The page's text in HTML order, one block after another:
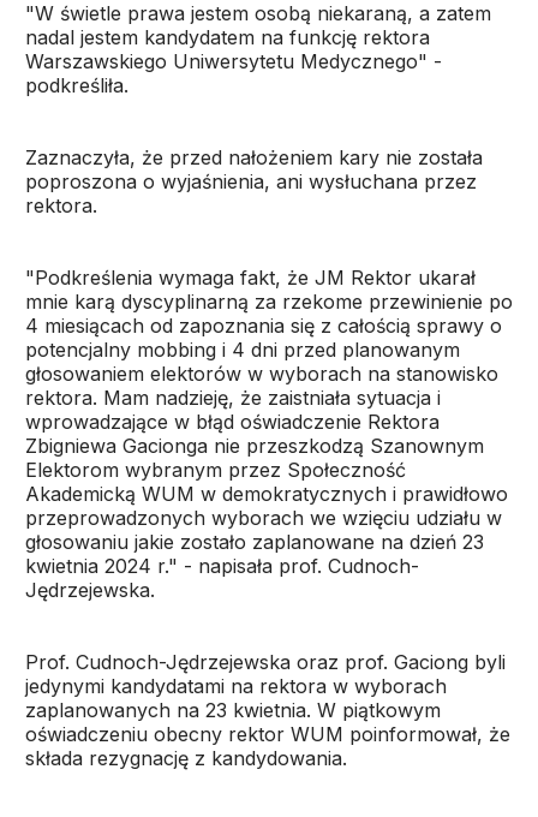
"W świetle prawa jestem osobą niekaraną, a zatem
nadal jestem kandydatem na funkcję rektora
Warszawskiego Uniwersytetu Medycznego" -
podkreśliła.
Zaznaczyła, że przed nałożeniem kary nie została
poproszona o wyjaśnienia, ani wysłuchana przez
rektora.
"Podkreślenia wymaga fakt, że JM Rektor ukarał
mnie karą dyscyplinarną za rzekome przewinienie po
4 miesiącach od zapoznania się z całością sprawy o
potencjalny mobbing i 4 dni przed planowanym
głosowaniem elektorów w wyborach na stanowisko
rektora. Mam nadzieję, że zaistniała sytuacja i
wprowadzające w błąd oświadczenie Rektora
Zbigniewa Gacionga nie przeszkodzą Szanownym
Elektorom wybranym przez Społeczność
Akademicką WUM w demokratycznych i prawidłowo
przeprowadzonych wyborach we wzięciu udziału w
głosowaniu jakie zostało zaplanowane na dzień 23
kwietnia 2024 r." - napisała prof. Cudnoch-
Jędrzejewska.
Prof. Cudnoch-Jędrzejewska oraz prof. Gaciong byli
jedynymi kandydatami na rektora w wyborach
zaplanowanych na 23 kwietnia. W piątkowym
oświadczeniu obecny rektor WUM poinformował, że
składa rezygnację z kandydowania.